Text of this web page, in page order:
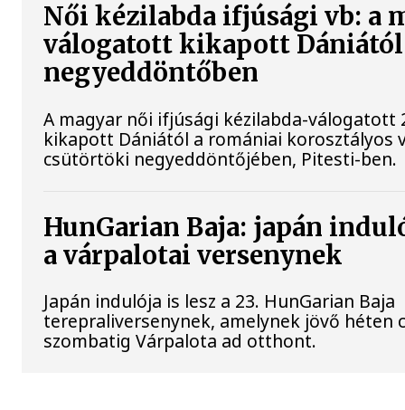
Női kézilabda ifjúsági vb: a
válogatott kikapott Dániától
negyeddöntőben
A magyar női ifjúsági kézilabda-válogatott
kikapott Dániától a romániai korosztályos
csütörtöki negyeddöntőjében, Pitesti-ben.
HunGarian Baja: japán
a várpalotai versenynek
Japán indulója is lesz a 23. HunGarian Baja
terepraliversenynek, amelynek jövő héten
szombatig Várpalota ad otthont.